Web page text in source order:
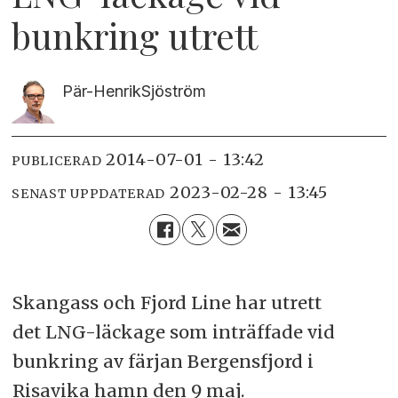
bunkring utrett
Pär-HenrikSjöström
PUBLICERAD 2014-07-01 - 13:42
SENAST UPPDATERAD 2023-02-28 - 13:45
Skangass och Fjord Line har utrett
det LNG-läckage som inträffade vid
bunkring av färjan Bergensfjord i
Risavika hamn den 9 maj.